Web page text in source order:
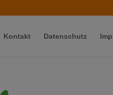
Kontakt Datenschutz